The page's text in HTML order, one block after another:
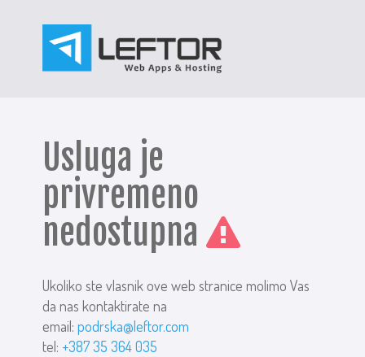
Usluga je
privremeno
nedostupna
Ukoliko ste vlasnik ove web stranice molimo Vas
da nas kontaktirate na
email:podrska@leftor.com
tel: +387 35 364 035